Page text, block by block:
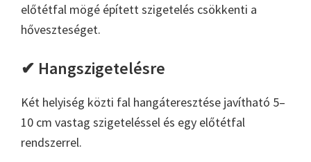
előtétfal mögé épített szigetelés csökkenti a
hőveszteséget.
✔ Hangszigetelésre
Két helyiség közti fal hangáteresztése javítható 5–
10 cm vastag szigeteléssel és egy előtétfal
rendszerrel.